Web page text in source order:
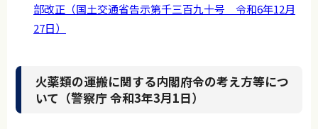
部改正（国土交通省告示第千三百九十号 令和6年12月
27日）
火薬類の運搬に関する内閣府令の考え方等につ
いて（警察庁 令和3年3月1日）